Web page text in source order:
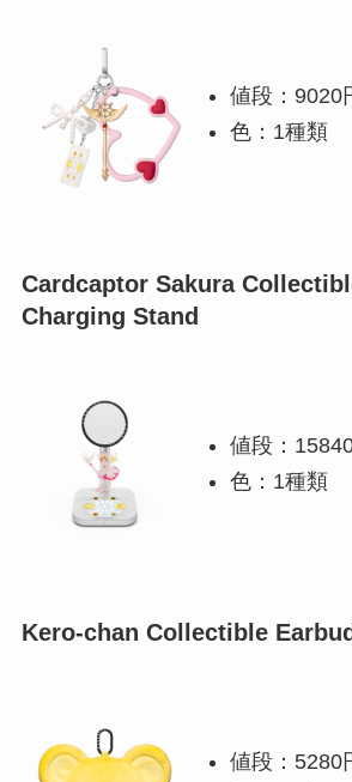
値段：9020
色：1種類
Cardcaptor Sakura
Charging Stand
値段：
色：1種類
Kero-chan Collectible
値段：5280